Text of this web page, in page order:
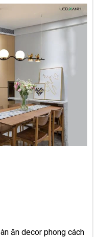
ăn decor phong cách